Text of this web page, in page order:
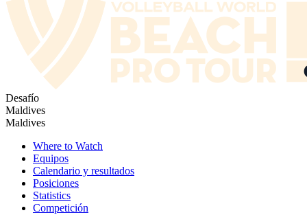
Desafío
Maldives
Maldives
Where to Watch
Equipos
Calendario y resultados
Posiciones
Statistics
Competición